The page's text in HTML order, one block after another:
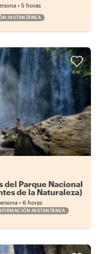
• 5 horas
INSTANTÁNEA
del Parque Nacional
de la Naturaleza)
• 6 horas
INSTANTÁNEA